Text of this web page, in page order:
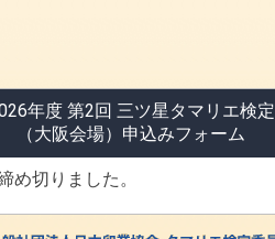
年度 第2回 三ツ星タマリエ検定
（大阪会場）申込みフォーム
め切りました。